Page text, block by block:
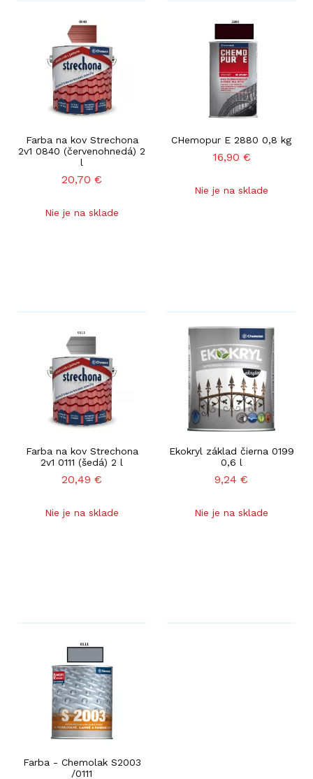
Farba na kov Strechona
2v1 0840 (červenohnedá) 2
l
20,70 €
Nie je na sklade
CHemopur E 2880 0,8 kg
16,90 €
Nie je na sklade
Farba na kov Strechona
2v1 0111 (šedá) 2 l
20,49 €
Nie je na sklade
Ekokryl základ čierna 0199
0,6 l
9,24 €
Nie je na sklade
Farba - Chemolak S2003
/0111